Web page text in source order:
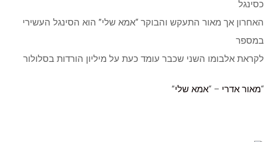
כסינגל
האחרון אך מאור התעקש והבוקר “אמא שלי” הוא הסינגל העשירי
במספר
לקראת אלבומו השני שכבר עומד כעת על מיליון הורדות בסלולור
“מאור אדרי – “אמא שלי”